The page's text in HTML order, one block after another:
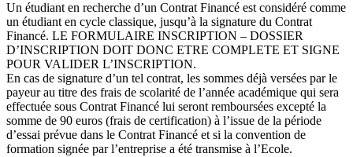
Un étudiant en recherche d’un Contrat Financé est considéré comme
un étudiant en cycle classique, jusqu’à la signature du Contrat
Financé. LE FORMULAIRE INSCRIPTION – DOSSIER
D’INSCRIPTION DOIT DONC ETRE COMPLETE ET SIGNE
POUR VALIDER L’INSCRIPTION.
En cas de signature d’un tel contrat, les sommes déjà versées par le
payeur au titre des frais de scolarité de l’année académique qui sera
effectuée sous Contrat Financé lui seront remboursées excepté la
somme de 90 euros (frais de certification) à l’issue de la période
d’essai prévue dans le Contrat Financé et si la convention de
formation signée par l’entreprise a été transmise à l’Ecole.